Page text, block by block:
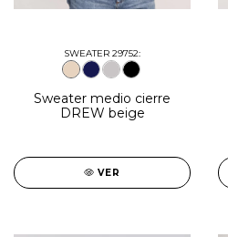
SWEATER 29752:
Sweater medio cierre
DREW beige
VER